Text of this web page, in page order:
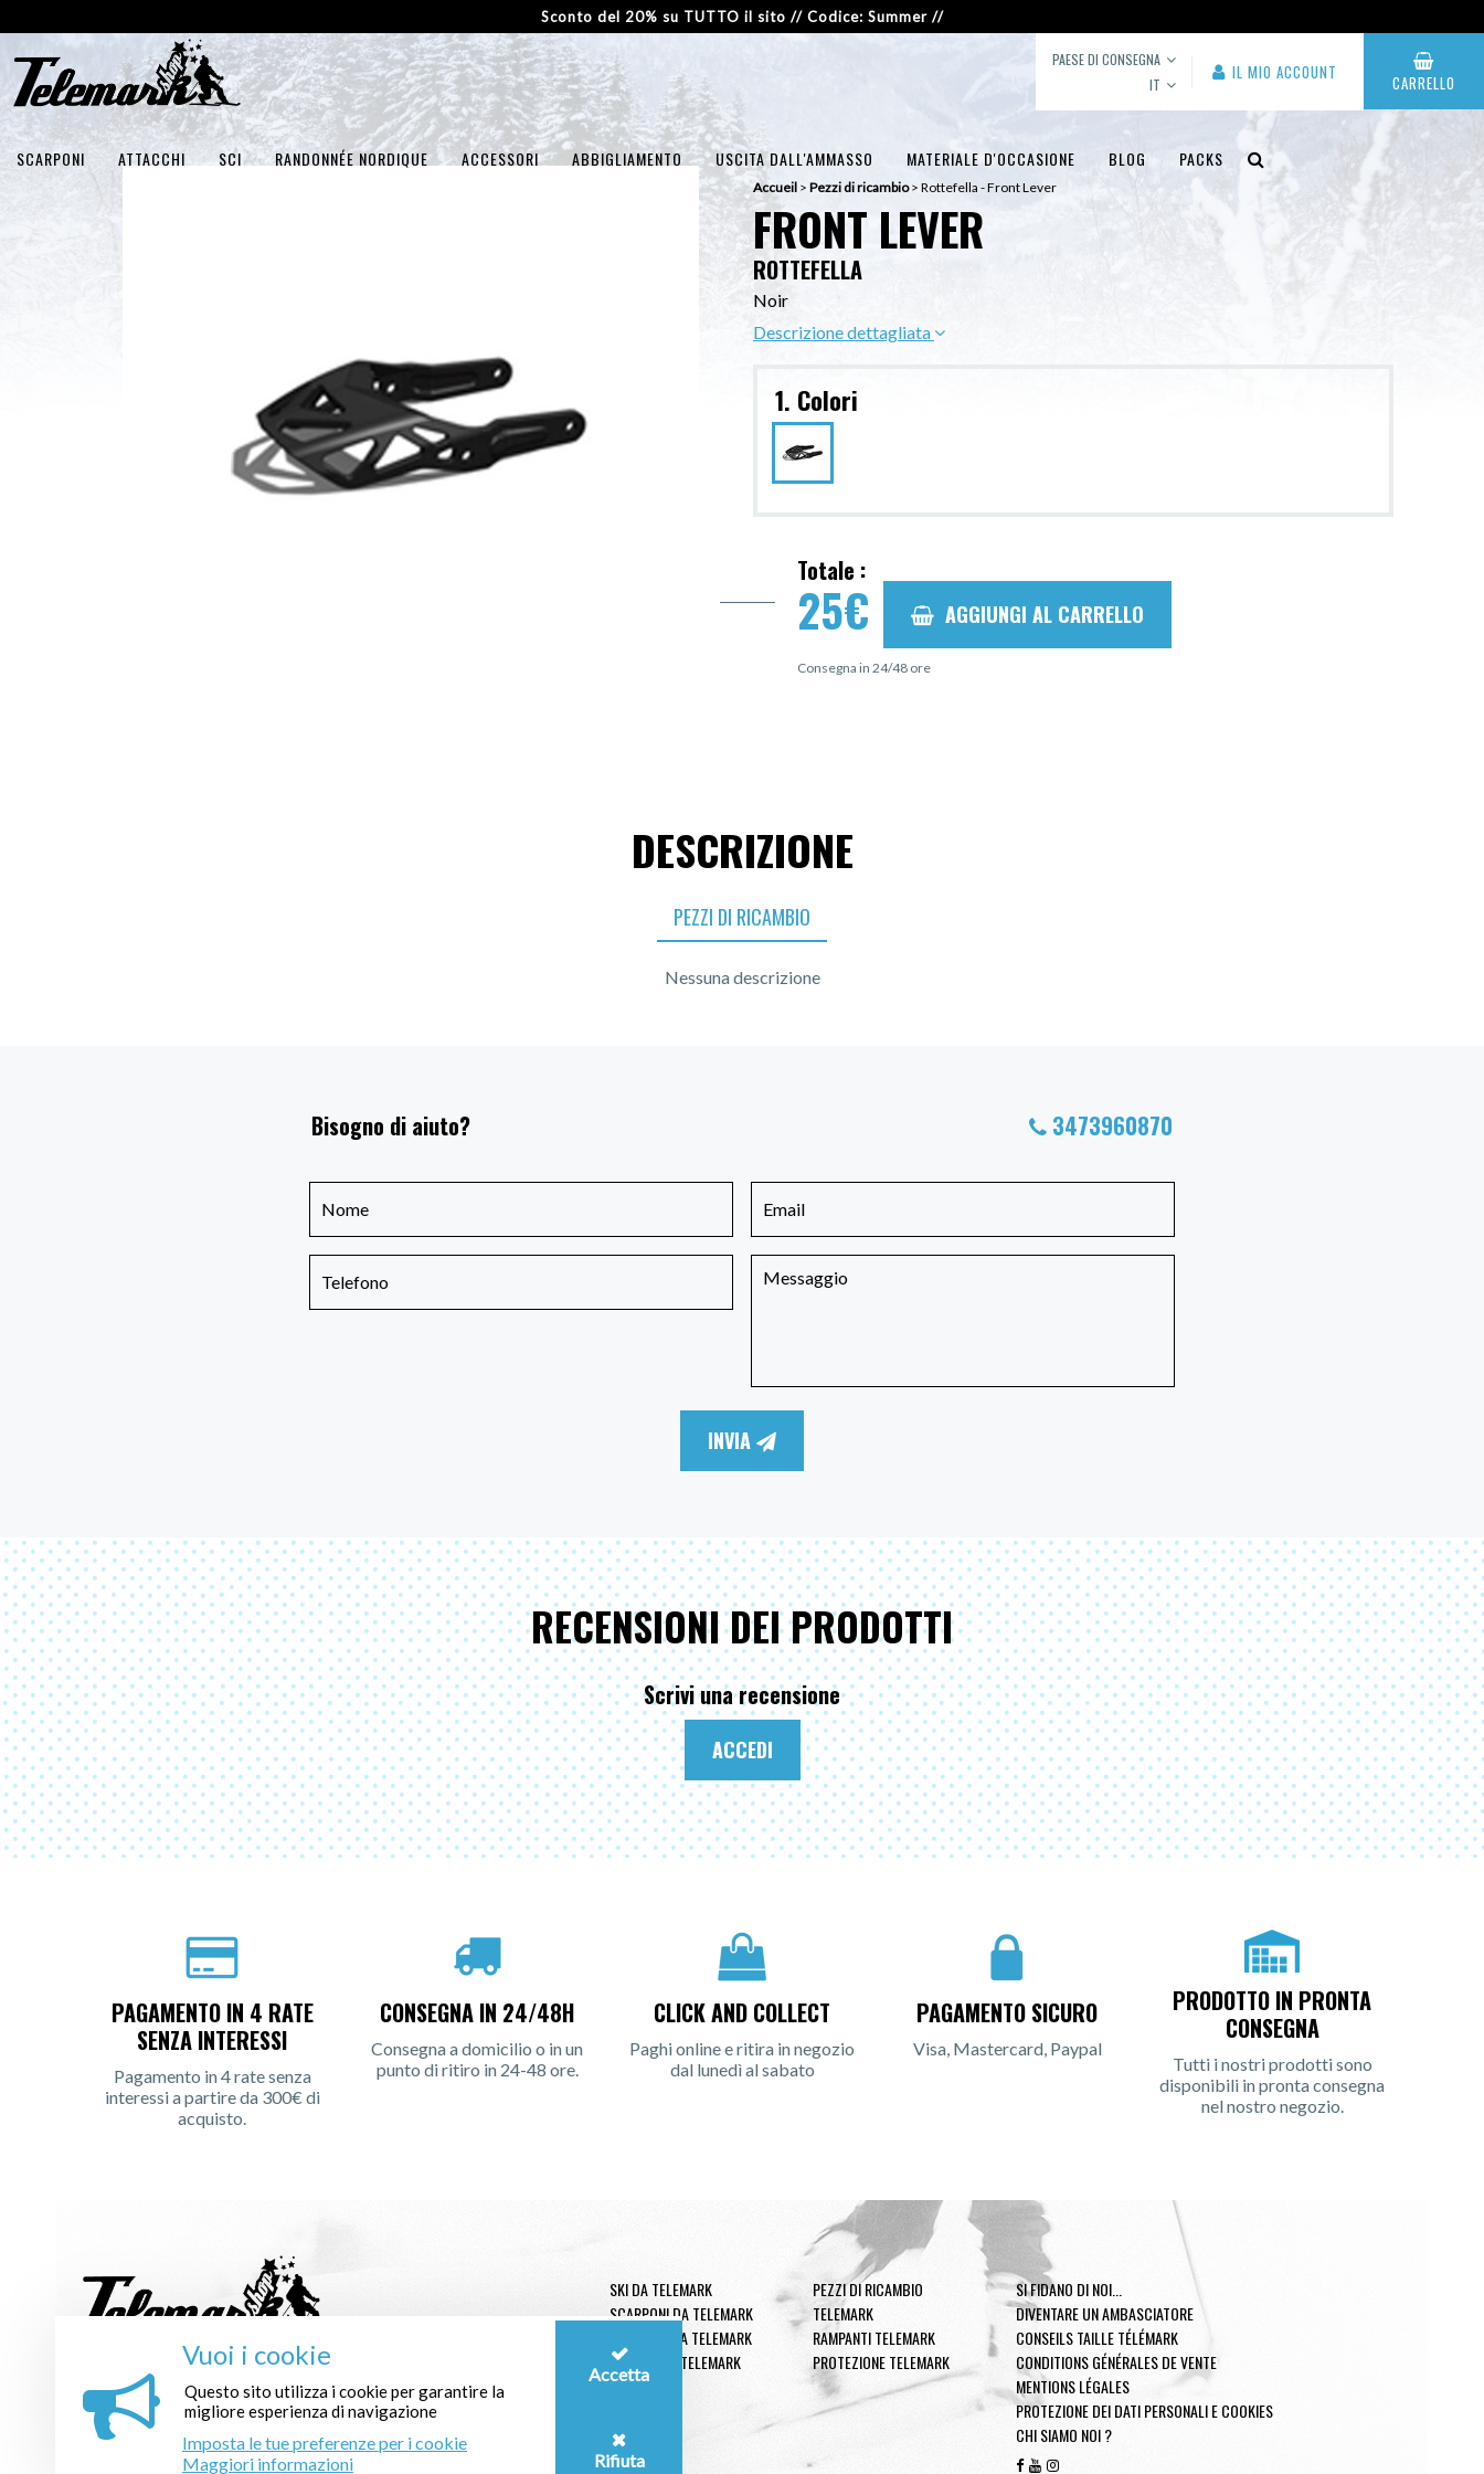
Sconto del 20% su TUTTO il sito // Codice: Summer //
SCARPONI ATTACCHI SCI RANDONNÉE NORDIQUE ACCESSORI ABBIGLIAMENTO USCITA DALL'AMMASSO MATERIALE D'OCCASIONE BLOG PACKS
PAESE DI CONSEGNA
IT
IL MIO ACCOUNT CARRELLO
Accueil > Pezzi di ricambio> Rottefella - Front Lever
FRONT LEVER
ROTTEFELLA
Noir
Descrizione dettagliata
1. Colori
Totale :
25€ AGGIUNGI AL CARRELLO
Consegna in 24/48 ore
DESCRIZIONE
PEZZI DI RICAMBIO
Nessuna descrizione
Bisogno di aiuto? 3473960870
INVIA
RECENSIONI DEI PRODOTTI
Scrivi una recensione
ACCEDI
PAGAMENTO IN 4 RATE
SENZA INTERESSI
Pagamento in 4 rate senza
interessi a partire da 300€ di
acquisto.
CONSEGNA IN 24/48H
Consegna a domicilio o in un
punto di ritiro in 24-48 ore.
CLICK AND COLLECT
Paghi online e ritira in negozio
dal lunedì al sabato
PAGAMENTO SICURO
Visa, Mastercard, Paypal
PRODOTTO IN PRONTA
CONSEGNA
Tutti i nostri prodotti sono
disponibili in pronta consegna
nel nostro negozio.
ISCRIVITI ALLA NOSTRA NEWSLETTER :
SKI DA TELEMARK
SCARPONI DA TELEMARK
ATTACCHI DA TELEMARK
ACCESSORI TELEMARK
PEZZI DI RICAMBIO
TELEMARK
RAMPANTI TELEMARK
PROTEZIONE TELEMARK
SI FIDANO DI NOI...
DIVENTARE UN AMBASCIATORE
CONSEILS TAILLE TÉLÉMARK
CONDITIONS GÉNÉRALES DE VENTE
MENTIONS LÉGALES
PROTEZIONE DEI DATI PERSONALI E COOKIES
CHI SIAMO NOI ?
Vuoi i cookie
Questo sito utilizza i cookie per garantire la
migliore esperienza di navigazione
Imposta le tue preferenze per i cookie
Maggiori informazioni
Accetta
Rifiuta